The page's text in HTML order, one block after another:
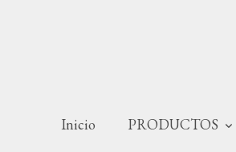
Inicio PRODUCTOS